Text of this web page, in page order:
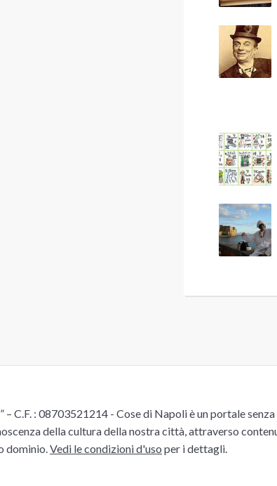
: 08703521214 - Cose di Napoli è un portale
della cultura della nostra città, attraverso
dominio. Vedi le condizioni d'uso per i dettagli.